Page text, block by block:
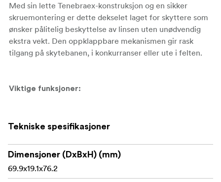
Med sin lette Tenebraex-konstruksjon og en sikker
skruemontering er dette dekselet laget for skyttere som
ønsker pålitelig beskyttelse av linsen uten unødvendig
ekstra vekt. Den oppklappbare mekanismen gir rask
tilgang på skytebanen, i konkurranser eller ute i felten.
Viktige funksjoner:
vippemekanisme
Designet for Telson Target Master Victory 5-32x56
Førsteklasses lettvektskonstruksjon
Tekniske spesifikasjoner
Dimensjoner (DxBxH) (mm)
69.9x19.1x76.2